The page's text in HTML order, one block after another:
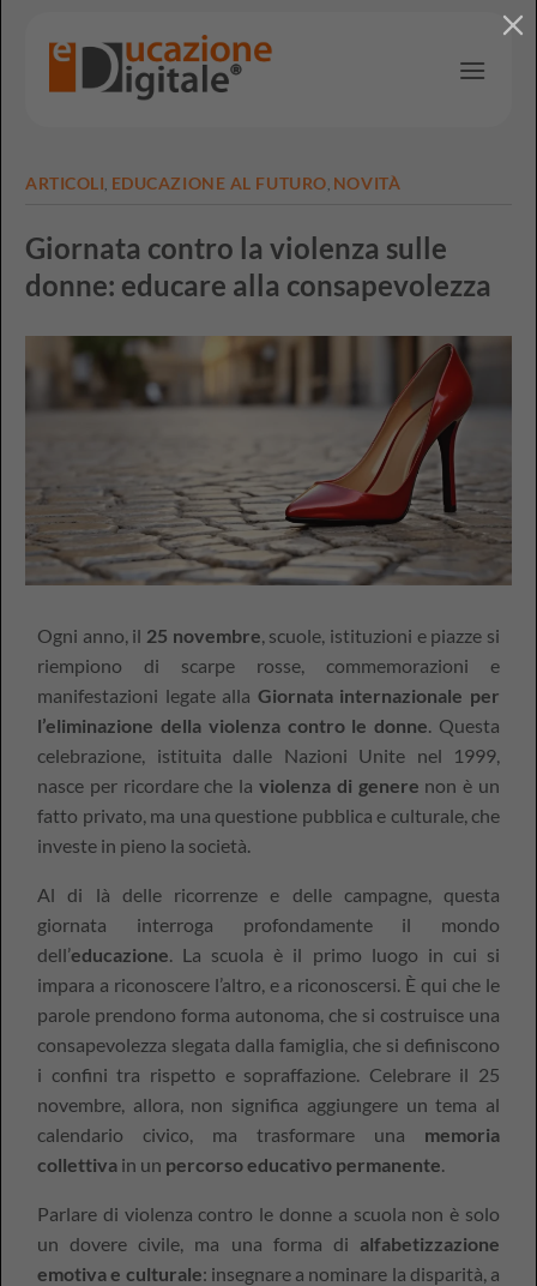
ARTICOLI EDUCAZIONE AL FUTURO NOVITÀ
Giornata contro la violenza sulle
donne: educare alla consapevolezza
Ogni anno, il 25 novembre, scuole, istituzioni e piazze si
riempiono di scarpe rosse, commemorazioni e
manifestazioni legate alla Giornata internazionale per
l’eliminazione della violenza contro le donne. Questa
celebrazione, istituita dalle Nazioni Unite nel 1999,
nasce per ricordare che la violenza di genere non è un
fatto privato, ma una questione pubblica e culturale, che
investe in pieno la società.
Al di là delle ricorrenze e delle campagne, questa
giornata interroga profondamente il mondo
dell’educazione. La scuola è il primo luogo in cui si
impara a riconoscere l’altro, e a riconoscersi. È qui che le
parole prendono forma autonoma, che si costruisce una
consapevolezza slegata dalla famiglia, che si definiscono
i confini tra rispetto e sopraffazione. Celebrare il 25
novembre, allora, non significa aggiungere un tema al
calendario civico, ma trasformare una memoria
collettiva in un percorso educativo permanente.
Parlare di violenza contro le donne a scuola non è solo
un dovere civile, ma una forma di alfabetizzazione
emotiva e culturale: insegnare a nominare la disparità, a